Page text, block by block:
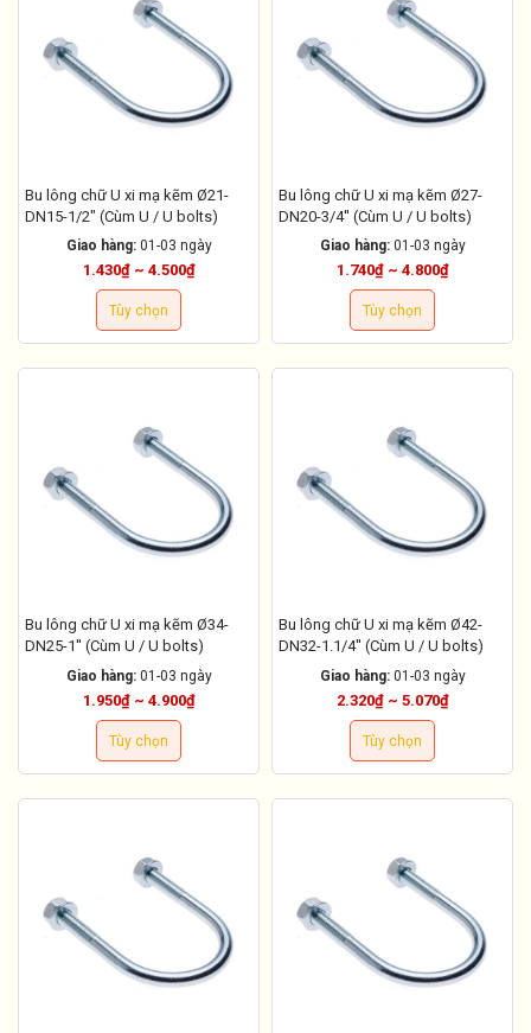
Bu lông chữ U xi mạ kẽm Ø21-
DN15-1/2" (Cùm U / U bolts)
Giao hàng: 01-03 ngày
1.430₫ ~ 4.500₫
Tùy chọn
Bu lông chữ U xi mạ kẽm Ø27-
DN20-3/4'' (Cùm U / U bolts)
Giao hàng: 01-03 ngày
1.740₫ ~ 4.800₫
Tùy chọn
Bu lông chữ U xi mạ kẽm Ø34-
DN25-1'' (Cùm U / U bolts)
Giao hàng: 01-03 ngày
1.950₫ ~ 4.900₫
Tùy chọn
Bu lông chữ U xi mạ kẽm Ø42-
DN32-1.1/4'' (Cùm U / U bolts)
Giao hàng: 01-03 ngày
2.320₫ ~ 5.070₫
Tùy chọn